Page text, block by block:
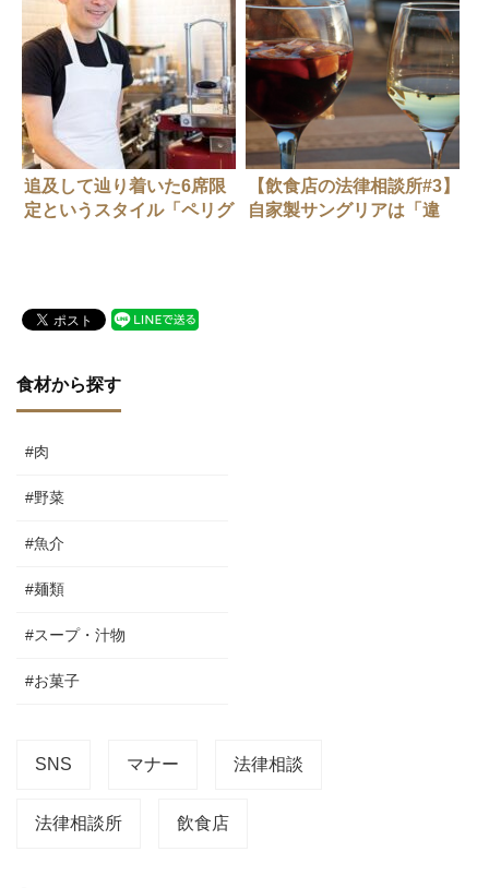
追及して辿り着いた6席限
定というスタイル「ペリグ
【飲食店の法律相談所#3】
自家製サングリアは「違
食材から探す
#肉
#野菜
#魚介
#麺類
#スープ・汁物
#お菓子
SNS マナー 法律相談
法律相談所 飲食店